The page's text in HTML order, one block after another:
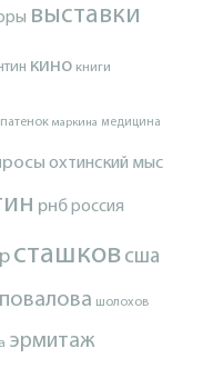
выставки
кино книги
маркина медицина
охтинский мыс
рнброссия
сташков сша
шолохов
эрмитаж